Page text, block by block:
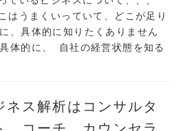
こはうまくいっていて、どこが足り
、具体的に知りたくありません
体的に、 自社の経営状態を知る
ネス解析はコンサルタ